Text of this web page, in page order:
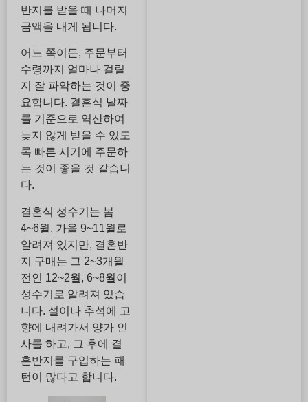
반지를 받을 때 나머지
금액을 내게 됩니다.
어느 쪽이든, 주문부터
수령까지 얼마나 걸릴
지 잘 파악하는 것이 중
요합니다. 결혼식 날짜
를 기준으로 역산하여
늦지 않게 받을 수 있도
록 빠른 시기에 주문하
는 것이 좋을 것 같습니
다.
결혼식 성수기는 봄
4~6월, 가을 9~11월로
알려져 있지만, 결혼반
지 구매는 그 2~3개월
전인 12~2월, 6~8월이
성수기로 알려져 있습
니다. 설이나 추석에 고
향에 내려가서 양가 인
사를 하고, 그 후에 결
혼반지를 구입하는 패
턴이 많다고 합니다.